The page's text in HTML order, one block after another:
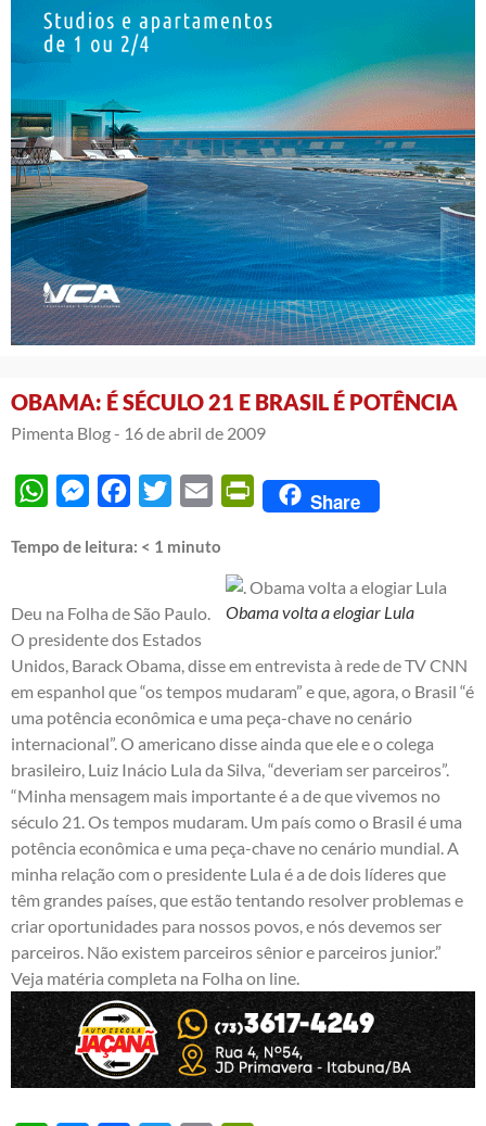
OBAMA: É SÉCULO 21 E BRASIL É POTÊNCIA
Pimenta Blog - 16 de abril de 2009
WhatsAppMessengerFacebook
Twitter Email PrintFriendly
Share
Tempo de leitura: < 1 minuto
Obama volta a elogiar Lula
Deu na Folha de São Paulo.
O presidente dos Estados
Unidos, Barack Obama, disse em entrevista à rede de TV CNN
em espanhol que “os tempos mudaram” e que, agora, o Brasil “é
uma potência econômica e uma peça-chave no cenário
internacional”. O americano disse ainda que ele e o colega
brasileiro, Luiz Inácio Lula da Silva, “deveriam ser parceiros”.
“Minha mensagem mais importante é a de que vivemos no
século 21. Os tempos mudaram. Um país como o Brasil é uma
potência econômica e uma peça-chave no cenário mundial. A
minha relação com o presidente Lula é a de dois líderes que
têm grandes países, que estão tentando resolver problemas e
criar oportunidades para nossos povos, e nós devemos ser
parceiros. Não existem parceiros sênior e parceiros junior.”
Veja matéria completa na Folha on line.